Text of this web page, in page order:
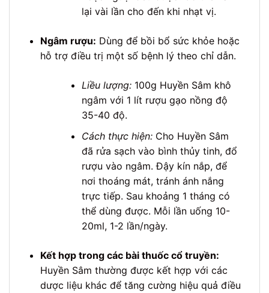
lại vài lần cho đến khi nhạt vị.
Ngâm rượu: Dùng để bồi bổ sức khỏe hoặc
hỗ trợ điều trị một số bệnh lý theo chỉ dẫn.
Liều lượng:100g Huyền Sâm khô
ngâm với 1 lít rượu gạo nồng độ
35-40 độ.
Cách thực hiện:Cho Huyền Sâm
đã rửa sạch vào bình thủy tinh, đổ
rượu vào ngâm. Đậy kín nắp, để
nơi thoáng mát, tránh ánh nắng
trực tiếp. Sau khoảng 1 tháng có
thể dùng được. Mỗi lần uống 10-
20ml, 1-2 lần/ngày.
Kết hợp trong các bài thuốc cổ truyền:
Huyền Sâm thường được kết hợp với các
dược liệu khác để tăng cường hiệu quả điều